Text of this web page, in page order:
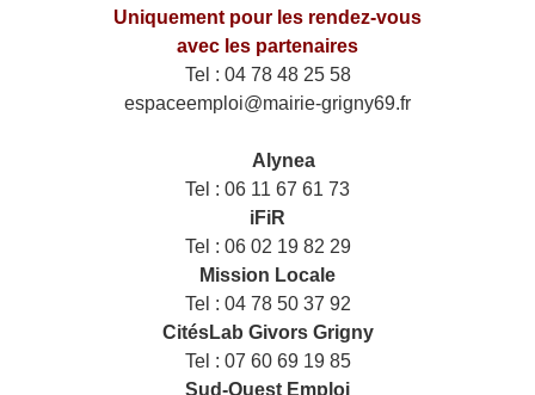
Uniquement pour les rendez-vous
avec les partenaires
Tel : 04 78 48 25 58
espaceemploi@mairie-grigny69.fr
Alynea
Tel : 06 11 67 61 73
iFiR
Tel : 06 02 19 82 29
Mission Locale
Tel : 04 78 50 37 92
CitésLab Givors Grigny
Tel : 07 60 69 19 85
Sud-Ouest Emploi